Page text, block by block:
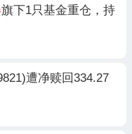
旗下1只基金重仓，持
遭净赎回334.27